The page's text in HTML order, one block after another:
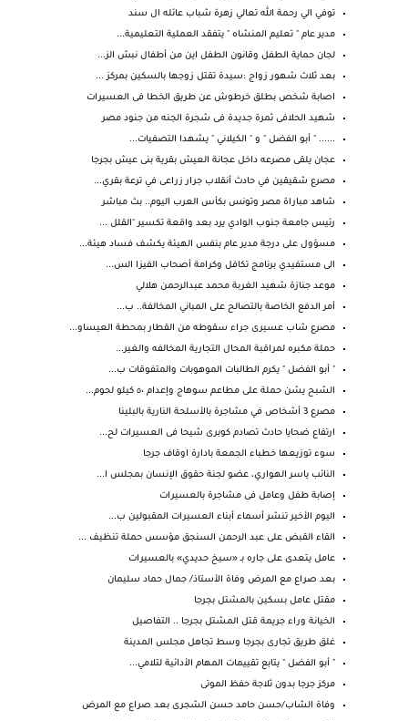
توفي الي رحمة الله تعالي زهرة شباب عائله ال سند
مدير عام " تعليم المنشاه " يتفقد العملية التعليمية...
لجان حماية الطفل وقانون الطفل اين من أطفال نبش الز...
بعد ثلاث شهور زواج :سيدة تقتل زوجها بالسكين بمركز ...
اصابة شخص بطلق خرطوش عن طريق الخطا فى العسيرات
شهيد الحلافى ثمرة جديدة فى شجرة الجنه من جنود مصر
...... " أبو الفضل " و " الكيلاني " يشهدا التصفيات...
عجان يلقى مصرعه داخل عجانة العيش بقرية بنى عيش بجرجا
مصرع شقيقين في حادث أنقلاب جرار زراعى في ترعة بقري...
شاهد مباراة مصر وتونس بكأس العرب اليوم.. بث مباشر
رئيس جامعة جنوب الوادي يرد بعد واقعة تكسير "القلل ...
مسؤول على درجة مدير عام بنفس الهيئة يكشف فساد هيئة...
الى مستفيدي برنامج تكافل وكرامة أصحاب الفيزا الس...
موعد جنازة شهيد الغربة محمد عبدالرحمن هلالي
أمر الدفع الخاصة بالتصالح على المباني المخالفة.. ب...
مصرع شاب عسيرى جراء سقوطه من القطار بمحطة العيساو...
حملة مكبره لمراقبة المحال التجارية المخالفه والغير...
" أبو الفضل " يكرم الطالبات الموهوبات والمتفوقات ب...
الشبح يشن حملة على مطاعم سوهاج وإعدام ٥٠ كيلو لحوم...
مصرع 3 أشخاص في مشاجرة بالأسلحة النارية بالبلينا
ارتفاع ضحايا حادث تصادم كوبرى شيحا فى العسيرات لح...
سوء توزيعها خطباء الجمعة بادارة اوقاف جرجا
النائب ياسر الهواري، عضو لجنة حقوق الإنسان بمجلس ا...
إصابة طفل وعامل فى مشاجرة بالعسيرات
اليوم الأخير تنشر أسماء أبناء العسيرات المقبولين ب...
القاء القبض على عبد الرحمن السنجق مؤسس حملة تنظيف ...
عامل يتعدى على جاره بـ «سيخ حديدي» بالعسيرات
بعد صراع مع المرض وفاة الأستاذ/ جمال حماد سليمان
مقتل عامل بسكين بالمشتل بجرجا
الخيانة وراء جريمة قتل المشتل بجرجا .. التفاصيل
غلق طريق تجارى بجرجا وسط تجاهل مجلس المدينة
" أبو الفضل " يتابع تقييمات المهام الأدائية لتلامي...
مركز جرجا بدون ثلاجة حفظ الموتى
وفاة الشاب/حسن حامد حسن الشجرى بعد صراع مع المرض